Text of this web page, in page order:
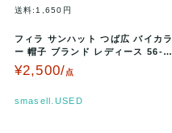
送料:1,650円
フィラ サンハット つば広 バイカラ
ー 帽子 ブランド レディース 56-58
cmサイズ グレー×ブ…
¥2,500/点
smasell.USED